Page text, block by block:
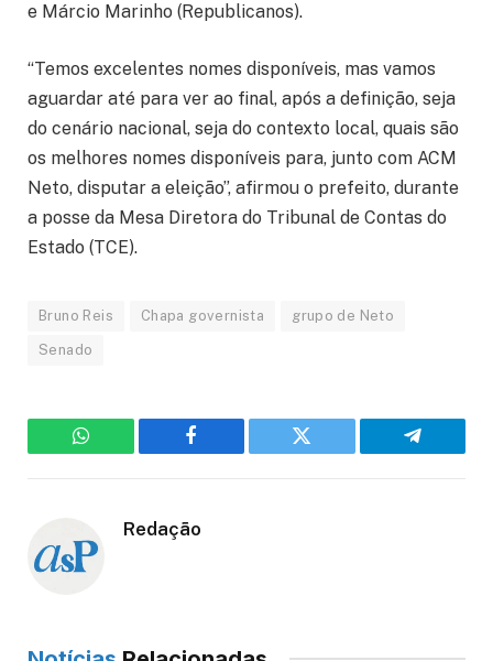
e Márcio Marinho (Republicanos).
“Temos excelentes nomes disponíveis, mas vamos
aguardar até para ver ao final, após a definição, seja
do cenário nacional, seja do contexto local, quais são
os melhores nomes disponíveis para, junto com ACM
Neto, disputar a eleição”, afirmou o prefeito, durante
a posse da Mesa Diretora do Tribunal de Contas do
Estado (TCE).
Bruno Reis Chapa governista grupo de Neto
Senado
WhatsApp Facebook Twitter Telegram
Redação